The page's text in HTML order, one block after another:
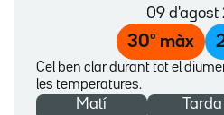
09 d'agost
30º màx
Cel ben clar durant tot el
les temperatures.
Matí Tarda